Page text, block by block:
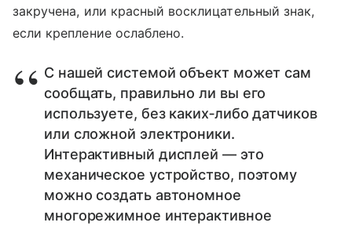
закручена, или красный восклицательный знак,
если крепление ослаблено.
С нашей системой объект может сам
сообщать, правильно ли вы его
используете, без каких‑либо датчиков
или сложной электроники.
Интерактивный дисплей — это
механическое устройство, поэтому
можно создать автономное
многорежимное интерактивное